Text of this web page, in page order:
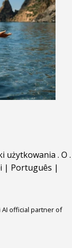
użytkowania . O .
| Português |
AI official partner of